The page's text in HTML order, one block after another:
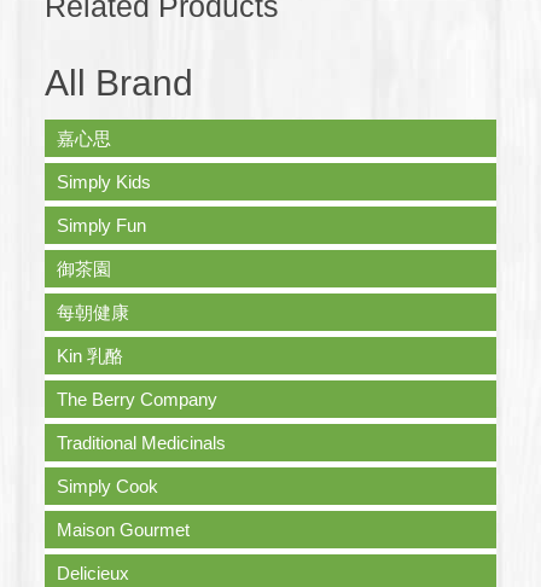
All Brand
嘉心思
Simply Kids
Simply Fun
御茶園
每朝健康
Kin 乳酪
The Berry Company
Traditional Medicinals
Simply Cook
Maison Gourmet
Delicieux